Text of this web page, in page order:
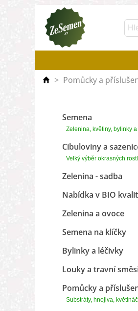
> Pomůcky a
Semena
Zelenina, květiny, bylinky
Cibuloviny a
Velký výběr okrasných
Zelenina - sadba
Nabídka v BIO
Zelenina a ovoce
Semena na klíčky
Bylinky a léčivky
Louky a travní
Pomůcky a
Substráty, hnojiva,